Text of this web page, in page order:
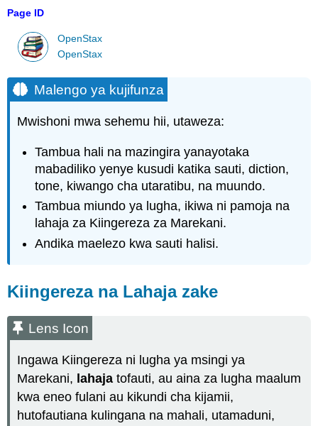
Page ID
OpenStax
OpenStax
Malengo ya kujifunza
Mwishoni mwa sehemu hii, utaweza:
Tambua hali na mazingira yanayotaka
mabadiliko yenye kusudi katika sauti, diction,
tone, kiwango cha utaratibu, na muundo.
Tambua miundo ya lugha, ikiwa ni pamoja na
lahaja za Kiingereza za Marekani.
Andika maelezo kwa sauti halisi.
Kiingereza na Lahaja zake
Lens Icon
Ingawa Kiingereza ni lugha ya msingi ya
Marekani, lahaja tofauti, au aina za lugha maalum
kwa eneo fulani au kikundi cha kijamii,
hutofautiana kulingana na mahali, utamaduni,